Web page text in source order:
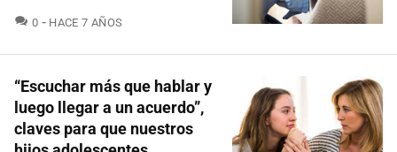
0 COMENTARIOS
HACE 7 AÑOS
“Escuchar más que hablar y
luego llegar a un acuerdo”,
claves para que nuestros